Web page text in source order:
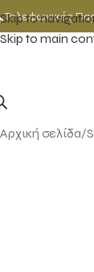
Skip to
Skip to main
Τηλεφωνικές
Αρχική σελίδα